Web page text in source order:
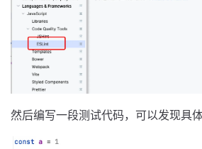
然后编写一段测试代码，可以发现具